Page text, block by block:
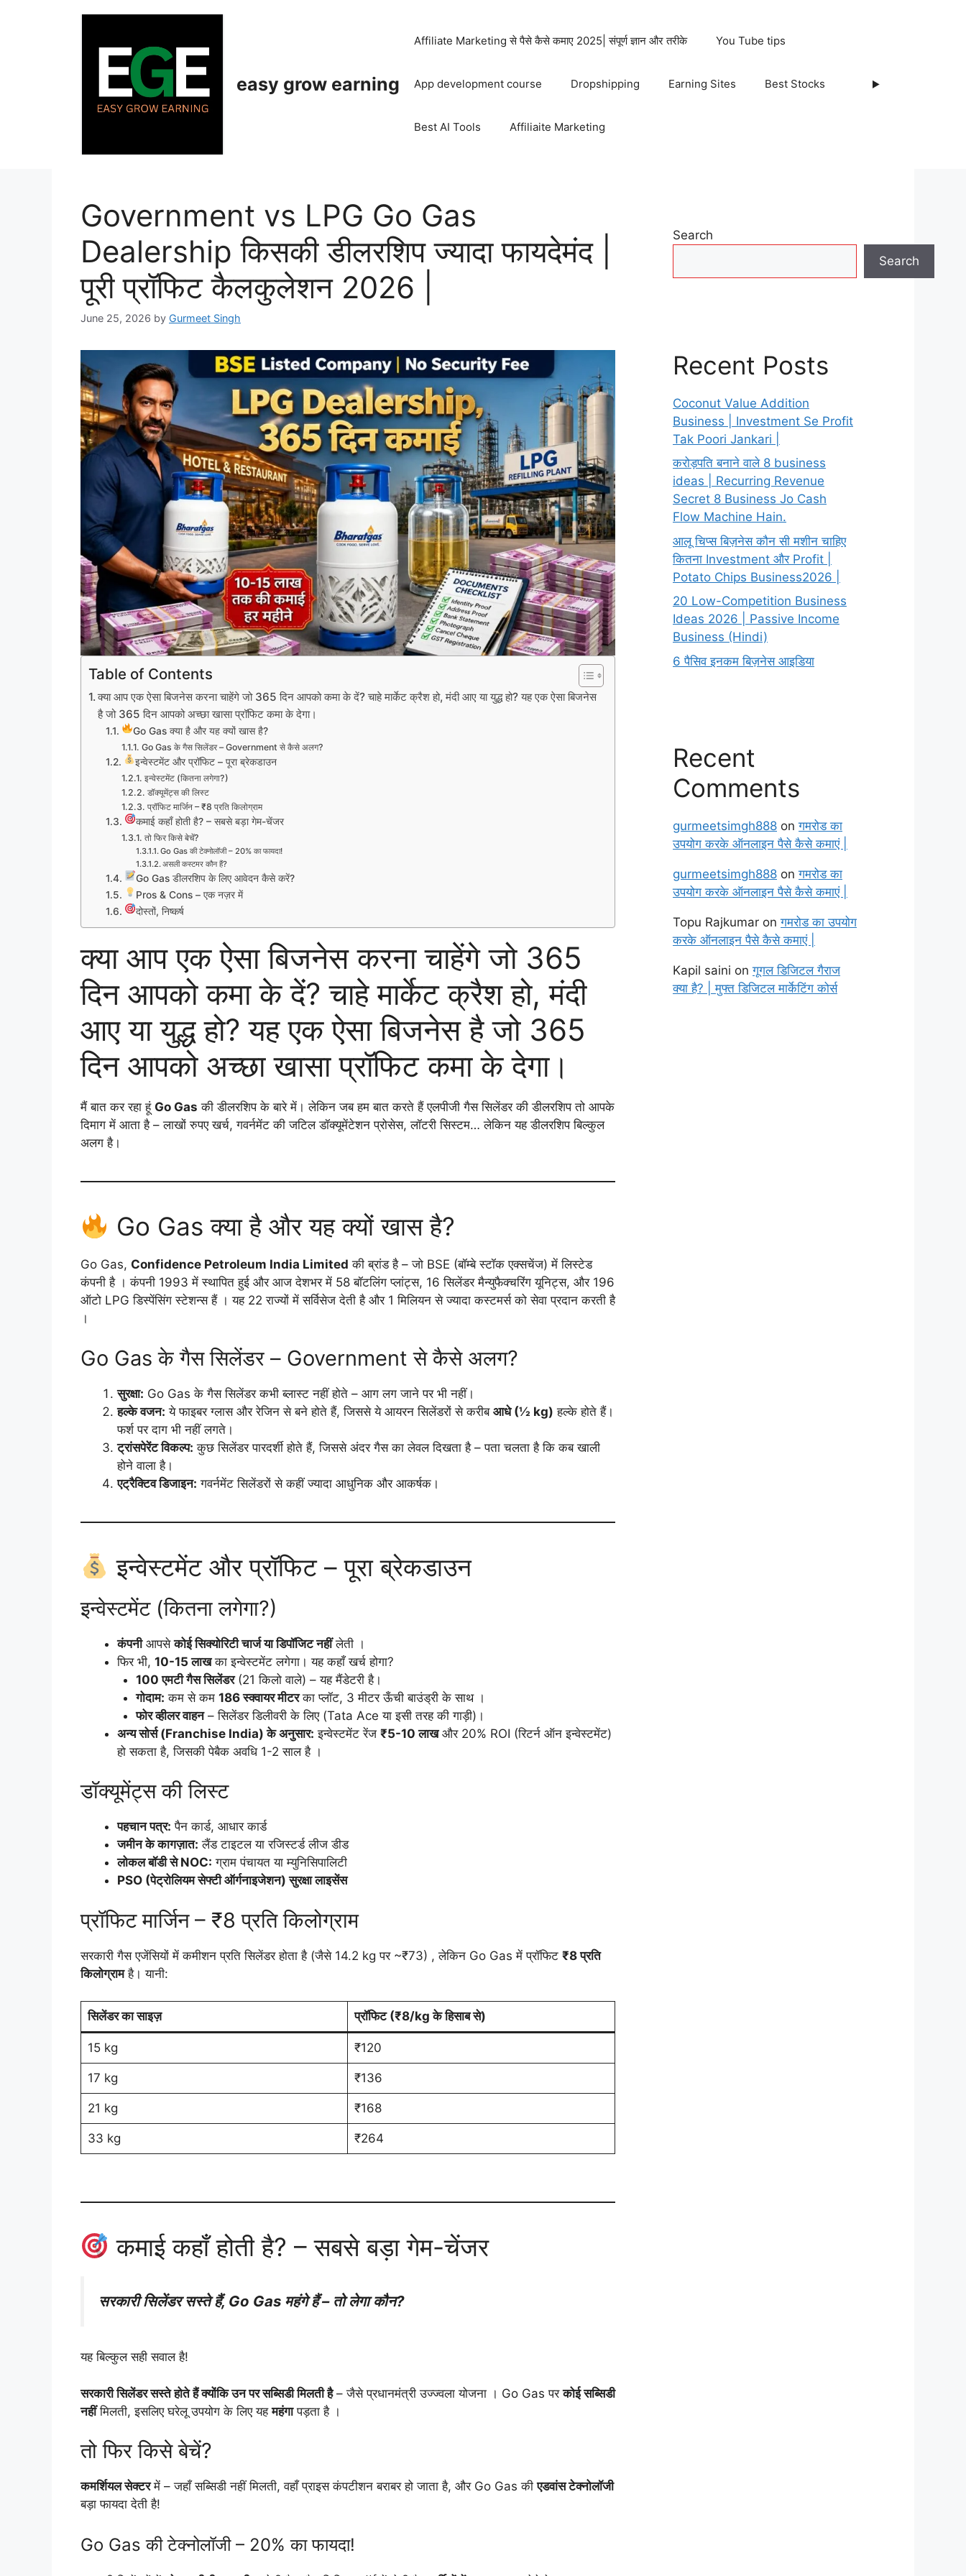
easy grow earning
Affiliate Marketing से पैसे कैसे कमाए 2025| संपूर्ण ज्ञान और तरीके You Tube tips
App development course Dropshipping Earning Sites Best Stocks
Best AI Tools Affiliaite Marketing
Government vs LPG Go Gas
Dealership किसकी डीलरशिप ज्यादा फायदेमंद |
पूरी प्रॉफिट कैलकुलेशन 2026 |
June 25, 2026 by Gurmeet Singh
Table of Contents
क्या आप एक ऐसा बिजनेस करना चाहेंगे जो 365 दिन आपको कमा के दें? चाहे मार्केट क्रैश हो, मंदी आए या युद्ध हो? यह एक ऐसा बिजनेस
है जो 365 दिन आपको अच्छा खासा प्रॉफिट कमा के देगा।
Go Gas क्या है और यह क्यों खास है?
Go Gas के गैस सिलेंडर – Government से कैसे अलग?
इन्वेस्टमेंट और प्रॉफिट – पूरा ब्रेकडाउन
इन्वेस्टमेंट (कितना लगेगा?)
डॉक्यूमेंट्स की लिस्ट
प्रॉफिट मार्जिन – ₹8 प्रति किलोग्राम
कमाई कहाँ होती है? – सबसे बड़ा गेम-चेंजर
तो फिर किसे बेचें?
Go Gas की टेक्नोलॉजी – 20% का फायदा!
असली कस्टमर कौन हैं?
Go Gas डीलरशिप के लिए आवेदन कैसे करें?
Pros & Cons – एक नज़र में
दोस्तों, निष्कर्ष
क्या आप एक ऐसा बिजनेस करना चाहेंगे जो 365
दिन आपको कमा के दें? चाहे मार्केट क्रैश हो, मंदी
आए या युद्ध हो? यह एक ऐसा बिजनेस है जो 365
दिन आपको अच्छा खासा प्रॉफिट कमा के देगा।
मैं बात कर रहा हूं Go Gas की डीलरशिप के बारे में। लेकिन जब हम बात करते हैं एलपीजी गैस सिलेंडर की डीलरशिप तो आपके
दिमाग में आता है – लाखों रुपए खर्च, गवर्नमेंट की जटिल डॉक्यूमेंटेशन प्रोसेस, लॉटरी सिस्टम… लेकिन यह डीलरशिप बिल्कुल
अलग है।
Go Gas क्या है और यह क्यों खास है?
Go Gas, Confidence Petroleum India Limited की ब्रांड है – जो BSE (बॉम्बे स्टॉक एक्सचेंज) में लिस्टेड
कंपनी है । कंपनी 1993 में स्थापित हुई और आज देशभर में 58 बॉटलिंग प्लांट्स, 16 सिलेंडर मैन्युफैक्चरिंग यूनिट्स, और 196
ऑटो LPG डिस्पेंसिंग स्टेशन्स हैं । यह 22 राज्यों में सर्विसेज देती है और 1 मिलियन से ज्यादा कस्टमर्स को सेवा प्रदान करती है
।
Go Gas के गैस सिलेंडर – Government से कैसे अलग?
सुरक्षा: Go Gas के गैस सिलेंडर कभी ब्लास्ट नहीं होते – आग लग जाने पर भी नहीं।
हल्के वजन: ये फाइबर ग्लास और रेजिन से बने होते हैं, जिससे ये आयरन सिलेंडरों से करीब आधे (½ kg) हल्के होते हैं।
फर्श पर दाग भी नहीं लगते।
ट्रांसपेरेंट विकल्प: कुछ सिलेंडर पारदर्शी होते हैं, जिससे अंदर गैस का लेवल दिखता है – पता चलता है कि कब खाली
होने वाला है।
एट्रैक्टिव डिजाइन: गवर्नमेंट सिलेंडरों से कहीं ज्यादा आधुनिक और आकर्षक।
इन्वेस्टमेंट और प्रॉफिट – पूरा ब्रेकडाउन
इन्वेस्टमेंट (कितना लगेगा?)
कंपनीआपसेकोई सिक्योरिटी चार्ज या डिपॉजिट नहींलेती ।
फिर भी, 10-15 लाखका इन्वेस्टमेंट लगेगा। यह कहाँ खर्च होगा?
100 एमटी गैस सिलेंडर(21 किलो वाले) – यह मैंडेटरी है।
गोदाम: कम से कम 186 स्क्वायर मीटरका प्लॉट, 3 मीटर ऊँची बाउंड्री के साथ ।
फोर व्हीलर वाहन– सिलेंडर डिलीवरी के लिए (Tata Ace या इसी तरह की गाड़ी)।
अन्य सोर्स (Franchise India) के अनुसार: इन्वेस्टमेंट रेंज ₹5-10 लाखऔर 20% ROI (रिटर्न ऑन इन्वेस्टमेंट)
हो सकता है, जिसकी पेबैक अवधि 1-2 साल है ।
डॉक्यूमेंट्स की लिस्ट
पहचान पत्र: पैन कार्ड, आधार कार्ड
जमीन के कागज़ात: लैंड टाइटल या रजिस्टर्ड लीज डीड
लोकल बॉडी से NOC: ग्राम पंचायत या म्युनिसिपालिटी
PSO (पेट्रोलियम सेफ्टी ऑर्गनाइजेशन) सुरक्षा लाइसेंस
प्रॉफिट मार्जिन – ₹8 प्रति किलोग्राम
सरकारी गैस एजेंसियों में कमीशन प्रति सिलेंडर होता है (जैसे 14.2 kg पर ~₹73) , लेकिन Go Gas में प्रॉफिट ₹8 प्रति
किलोग्रामहै। यानी:
सिलेंडर का साइज़ प्रॉफिट (₹8/kg के हिसाब से)
15 kg ₹120
17 kg ₹136
21 kg ₹168
33 kg ₹264
कमाई कहाँ होती है? – सबसे बड़ा गेम-चेंजर
सरकारी सिलेंडर सस्ते हैं, Go Gas महंगे हैं – तो लेगा कौन?
यह बिल्कुल सही सवाल है!
सरकारी सिलेंडर सस्ते होते हैं क्योंकि उन पर सब्सिडी मिलती है– जैसे प्रधानमंत्री उज्ज्वला योजना । Go Gas परकोई सब्सिडी
नहींमिलती, इसलिए घरेलू उपयोग के लिए यहमहंगापड़ता है ।
तो फिर किसे बेचें?
कमर्शियल सेक्टरमें – जहाँ सब्सिडी नहीं मिलती, वहाँ प्राइस कंपटीशन बराबर हो जाता है, और Go Gas कीएडवांस टेक्नोलॉजी
बड़ा फायदा देती है!
Go Gas की टेक्नोलॉजी – 20% का फायदा!
Search
Search
Recent Posts
Coconut Value Addition
Business | Investment Se Profit
Tak Poori Jankari |
करोड़पति बनाने वाले 8 business
ideas | Recurring Revenue
Secret 8 Business Jo Cash
Flow Machine Hain.
आलू चिप्स बिज़नेस कौन सी मशीन चाहिए
कितना Investment और Profit |
Potato Chips Business2026 |
20 Low-Competition Business
Ideas 2026 | Passive Income
Business (Hindi)
6 पैसिव इनकम बिज़नेस आइडिया
Recent
Comments
gurmeetsimgh888 onगमरोड का
उपयोग करके ऑनलाइन पैसे कैसे कमाएं |
gurmeetsimgh888 onगमरोड का
उपयोग करके ऑनलाइन पैसे कैसे कमाएं |
Topu Rajkumar onगमरोड का उपयोग
करके ऑनलाइन पैसे कैसे कमाएं |
Kapil saini onगूगल डिजिटल गैराज
क्या है? | मुफ्त डिजिटल मार्केटिंग कोर्स